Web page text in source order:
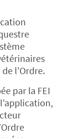
l’Ordre.
par la FEI